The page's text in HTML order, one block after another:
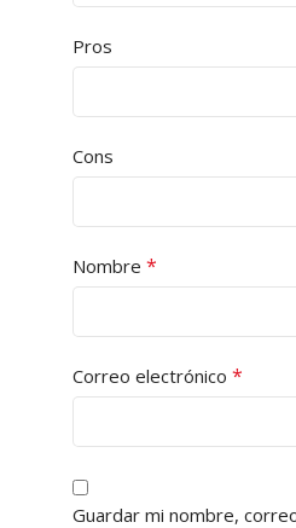
Pros
Cons
Nombre *
Correo electrónico *
Guardar mi nombre,